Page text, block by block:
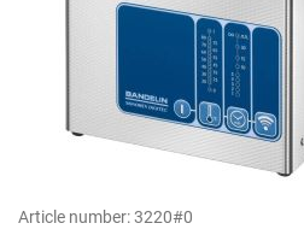
Article number:3220#0